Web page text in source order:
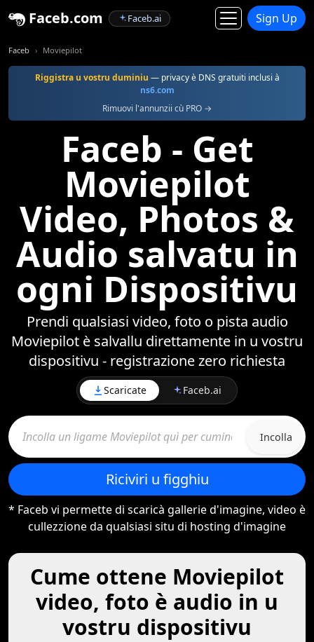
Faceb.com Faceb.ai Sign Up
Faceb Moviepilot
Riggistra u vostru duminiu — privacy è DNS gratuiti inclusi à
ns6.com
Rimuovi l'annunzii cù PRO →
Faceb - Get
Moviepilot
Video, Photos &
Audio salvatu in
ogni Dispositivu
Prendi qualsiasi video, foto o pista audio
Moviepilot è salvallu direttamente in u vostru
dispositivu - registrazione zero richiesta
Scaricate Faceb.ai
Incolla
Riciviri u figghiu
* Faceb vi permette di scaricà gallerie d'imagine, video è
cullezzione da qualsiasi situ di hosting d'imagine
Cume ottene Moviepilot
video, foto è audio in u
vostru dispositivu